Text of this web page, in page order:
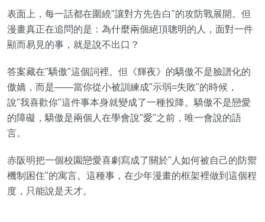
表面上，每一話都在圍繞"讓對方先告白"的攻防戰展開。但
漫畫真正在追問的是：為什麼兩個絕頂聰明的人，面對一件
顯而易見的事，就是說不出口？
答案藏在"驕傲"這個詞裡。但《輝夜》的驕傲不是臉譜化的
傲嬌，而是——當你從小被訓練成"示弱=失敗"的時候，
說"我喜歡你"這件事本身就變成了一種投降。驕傲不是戀愛
的障礙，驕傲是兩個人在學會說"愛"之前，唯一會說的語
言。
赤阪明把一個校園戀愛喜劇寫成了關於"人如何被自己的防禦
機制困住"的寓言。這種事，在少年漫畫的框架裡做到這個程
度，只能說是天才。